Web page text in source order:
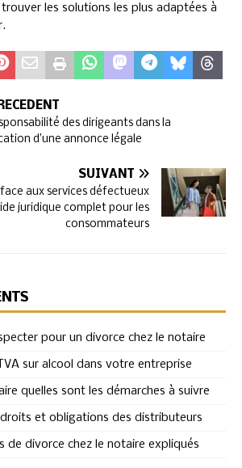
les solutions les plus adaptées à
des dirigeants dans la
d’une annonce légale
SUIVANT
aux services défectueux
juridique complet pour les
consommateurs
pour un divorce chez le notaire
sur alcool dans votre entreprise
quelles sont les démarches à suivre
droits et obligations des distributeurs
de divorce chez le notaire expliqués